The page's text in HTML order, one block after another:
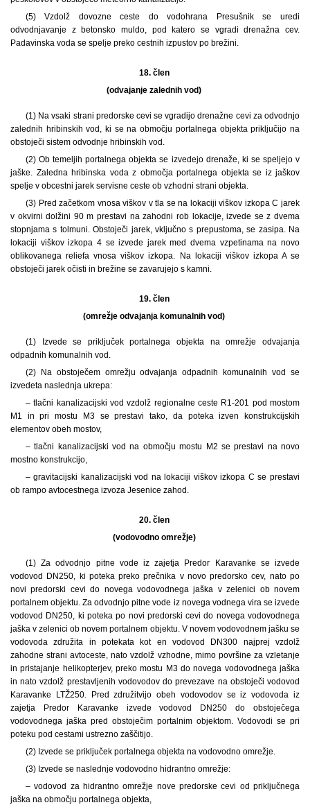
(5) Vzdolž dovozne ceste do vodohrana Presušnik se uredi
odvodnjavanje z betonsko muldo, pod katero se vgradi drenažna cev.
Padavinska voda se spelje preko cestnih izpustov po brežini.
18. člen
(odvajanje zalednih vod)
(1) Na vsaki strani predorske cevi se vgradijo drenažne cevi za odvodnjo
zalednih hribinskih vod, ki se na območju portalnega objekta priključijo na
obstoječi sistem odvodnje hribinskih vod.
(2) Ob temeljih portalnega objekta se izvedejo drenaže, ki se speljejo v
jaške. Zaledna hribinska voda z območja portalnega objekta se iz jaškov
spelje v obcestni jarek servisne ceste ob vzhodni strani objekta.
(3) Pred začetkom vnosa viškov v tla se na lokaciji viškov izkopa C jarek
v okvirni dolžini 90 m prestavi na zahodni rob lokacije, izvede se z dvema
stopnjama s tolmuni. Obstoječi jarek, vključno s prepustoma, se zasipa. Na
lokaciji viškov izkopa 4 se izvede jarek med dvema vzpetinama na novo
oblikovanega reliefa vnosa viškov izkopa. Na lokaciji viškov izkopa A se
obstoječi jarek očisti in brežine se zavarujejo s kamni.
19. člen
(omrežje odvajanja komunalnih vod)
(1) Izvede se priključek portalnega objekta na omrežje odvajanja
odpadnih komunalnih vod.
(2) Na obstoječem omrežju odvajanja odpadnih komunalnih vod se
izvedeta naslednja ukrepa:
– tlačni kanalizacijski vod vzdolž regionalne ceste R1-201 pod mostom
M1 in pri mostu M3 se prestavi tako, da poteka izven konstrukcijskih
elementov obeh mostov,
– tlačni kanalizacijski vod na območju mostu M2 se prestavi na novo
mostno konstrukcijo,
– gravitacijski kanalizacijski vod na lokaciji viškov izkopa C se prestavi
ob rampo avtocestnega izvoza Jesenice zahod.
20. člen
(vodovodno omrežje)
(1) Za odvodnjo pitne vode iz zajetja Predor Karavanke se izvede
vodovod DN250, ki poteka preko prečnika v novo predorsko cev, nato po
novi predorski cevi do novega vodovodnega jaška v zelenici ob novem
portalnem objektu. Za odvodnjo pitne vode iz novega vodnega vira se izvede
vodovod DN250, ki poteka po novi predorski cevi do novega vodovodnega
jaška v zelenici ob novem portalnem objektu. V novem vodovodnem jašku se
vodovoda združita in potekata kot en vodovod DN300 najprej vzdolž
zahodne strani avtoceste, nato vzdolž vzhodne, mimo površine za vzletanje
in pristajanje helikopterjev, preko mostu M3 do novega vodovodnega jaška
in nato vzdolž prestavljenih vodovodov do prevezave na obstoječi vodovod
Karavanke LTŽ250. Pred združitvijo obeh vodovodov se iz vodovoda iz
zajetja Predor Karavanke izvede vodovod DN250 do obstoječega
vodovodnega jaška pred obstoječim portalnim objektom. Vodovodi se pri
poteku pod cestami ustrezno zaščitijo.
(2) Izvede se priključek portalnega objekta na vodovodno omrežje.
(3) Izvede se naslednje vodovodno hidrantno omrežje:
– vodovod za hidrantno omrežje nove predorske cevi od priključnega
jaška na območju portalnega objekta,